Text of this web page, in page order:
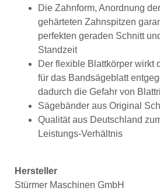
Die Zahnform, Anordnung
gehärteten Zahnspitzen
perfekten geraden Schnitt
Standzeit
Der flexible Blattkörper wirkt
für das Bandsägeblatt
dadurch die Gefahr von
Sägebänder aus Original
Qualität aus Deutschland
Leistungs-Verhältnis
Hersteller
Stürmer Maschinen GmbH